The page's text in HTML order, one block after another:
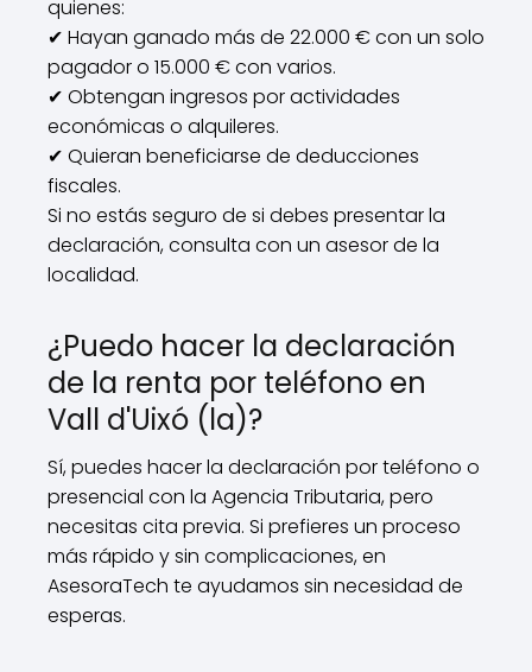
quienes:
✔ Hayan ganado más de 22.000 € con un solo
pagador o 15.000 € con varios.
✔ Obtengan ingresos por actividades
económicas o alquileres.
✔ Quieran beneficiarse de deducciones
fiscales.
Si no estás seguro de si debes presentar la
declaración, consulta con un asesor de la
localidad.
¿Puedo hacer la declaración
de la renta por teléfono en
Vall d'Uixó (la)?
Sí, puedes hacer la declaración por teléfono o
presencial con la Agencia Tributaria, pero
necesitas cita previa. Si prefieres un proceso
más rápido y sin complicaciones, en
AsesoraTech te ayudamos sin necesidad de
esperas.